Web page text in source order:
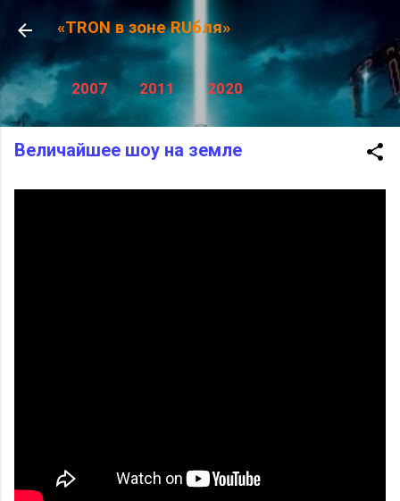
К основному контенту
«TRON в зоне RUбля»
2007 2011 2020
Величайшее шоу на земле